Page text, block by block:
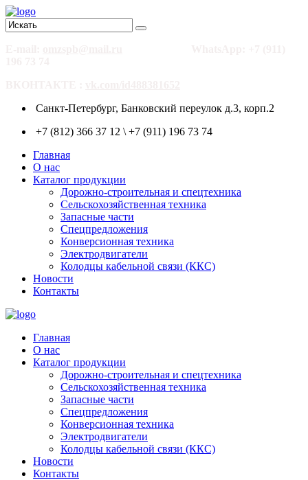
Санкт-Петербург, Банковский переулок д.3, корп.2
+7 (812) 366 37 12 \ +7 (911) 196 73 74
Главная
О нас
Каталог продукции
Дорожно-строительная и спецтехника
Сельскохозяйственная техника
Запасные части
Спецпредложения
Конверсионная техника
Электродвигатели
Колодцы кабельной связи (ККС)
Новости
Контакты
Главная
О нас
Каталог продукции
Дорожно-строительная и спецтехника
Сельскохозяйственная техника
Запасные части
Спецпредложения
Конверсионная техника
Электродвигатели
Колодцы кабельной связи (ККС)
Новости
Контакты